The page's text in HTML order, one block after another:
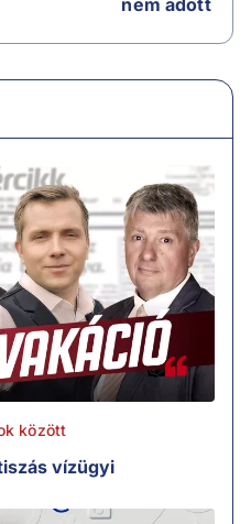
között
vízügyi